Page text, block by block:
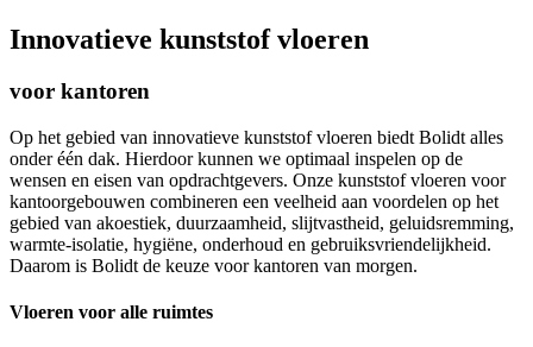
Innovatieve kunststof vloeren
voor kantoren
Op het gebied van innovatieve kunststof vloeren biedt Bolidt alles
onder één dak. Hierdoor kunnen we optimaal inspelen op de
wensen en eisen van opdrachtgevers. Onze kunststof vloeren voor
kantoorgebouwen combineren een veelheid aan voordelen op het
gebied van akoestiek, duurzaamheid, slijtvastheid, geluidsremming,
warmte-isolatie, hygiëne, onderhoud en gebruiksvriendelijkheid.
Daarom is Bolidt de keuze voor kantoren van morgen.
Vloeren voor alle ruimtes